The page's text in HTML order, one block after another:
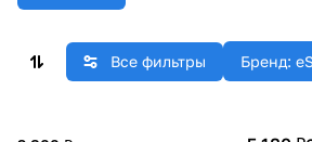
Все фильтры Бренд: